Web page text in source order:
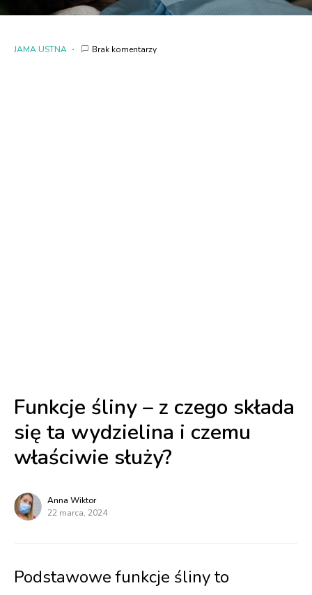
JAMA USTNA Brak komentarzy
Funkcje śliny – z czego składa
się ta wydzielina i czemu
właściwie służy?
Anna Wiktor
22 marca, 2024
Podstawowe funkcje śliny to